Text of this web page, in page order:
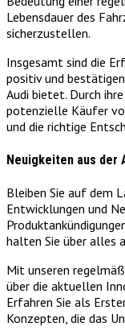
Lebensdauer des
sicherzustellen.
Insgesamt sind die
positiv und
Audi bietet. Durch
potenzielle Käufer
und die richtige
Neuigkeiten aus der
Bleiben Sie auf dem
Entwicklungen und
halten Sie über alles
Mit unseren
über die aktuellen
Erfahren Sie als
Konzepten, die das